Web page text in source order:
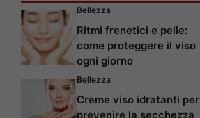
Bellezza
Ritmi frenetici e pelle:
come proteggere il viso
ogni giorno
Bellezza
Creme viso idratanti per
prevenire la secchezza